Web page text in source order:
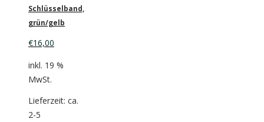
Schlüsselband,
grün/gelb
€16,00
inkl. 19 %
MwSt.
Lieferzeit: ca.
2-5